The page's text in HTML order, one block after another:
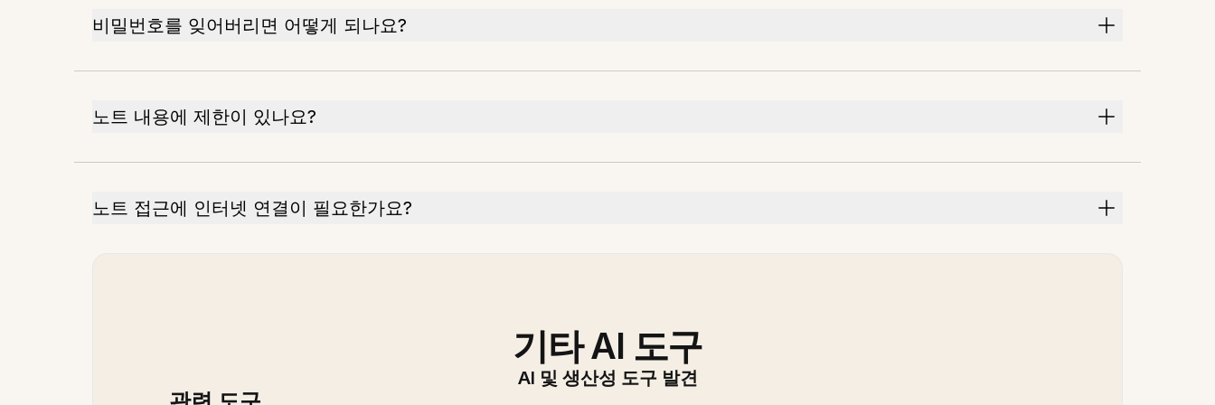
비밀번호를 잊어버리면 어떻게 되나요?
노트 내용에 제한이 있나요?
노트 접근에 인터넷 연결이 필요한가요?
기타 AI 도구
AI 및 생산성 도구 발견